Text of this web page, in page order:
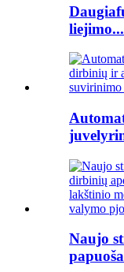
liejimo...
Naujo